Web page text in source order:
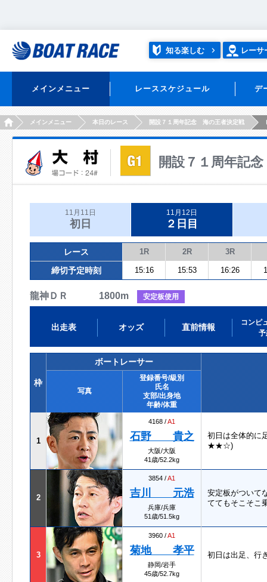
知る楽しむ レーサ
メインメニュー レーススケジュール デ
HOMEメインメニュー 本日のレース 開設７１周年記念 海の王者決定戦
開設７１周年記
11月11日
初日
11月12日
２日目
レース 1R 2R 3R
締切予定時刻 15:16 15:53 16:26
龍神ＤＲ 1800m 安定板使用
出走表 オッズ 直前情報
コンピ
予
枠
ボートレーサー
写真
登録番号/級別
氏名
支部/出身地
年齢/体重
1
4168 /A1
石野 貴之
大阪/大阪
41歳/52.2kg
初日は全体的に
★★☆)
2
3854 /A1
吉川 元浩
兵庫/兵庫
51歳/51.5kg
安定板がついて
ててもそこそこ
3
3960 /A1
菊地 孝平
静岡/岩手
45歳/52.7kg
初日は出足、行